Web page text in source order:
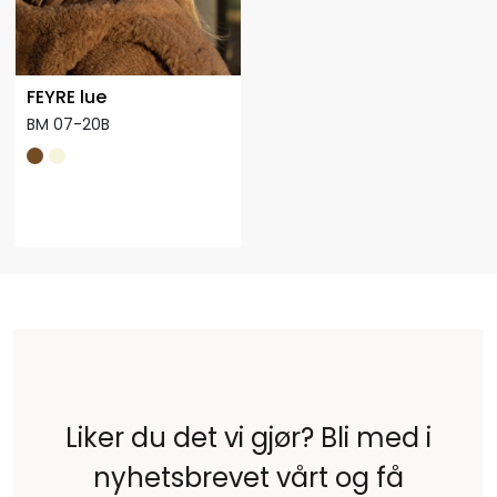
FEYRE lue
BM 07-20B
Liker du det vi gjør? Bli med i
nyhetsbrevet vårt og få